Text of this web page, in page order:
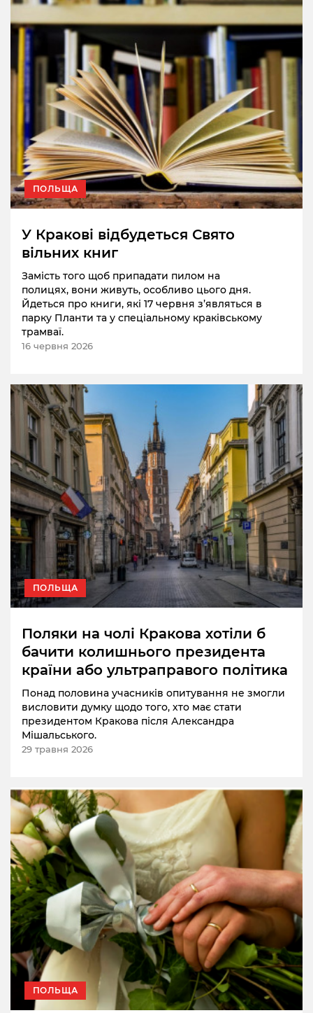
ПОЛЬЩА
У Кракові відбудеться Свято
вільних книг
Замість того щоб припадати пилом на
полицях, вони живуть, особливо цього дня.
Йдеться про книги, які 17 червня з’являться в
парку Планти та у спеціальному краківському
трамваї.
16 червня 2026
ПОЛЬЩА
Поляки на чолі Кракова хотіли б
бачити колишнього президента
країни або ультраправого політика
Понад половина учасників опитування не змогли
висловити думку щодо того, хто має стати
президентом Кракова після Александра
Мішальського.
29 травня 2026
ПОЛЬЩА